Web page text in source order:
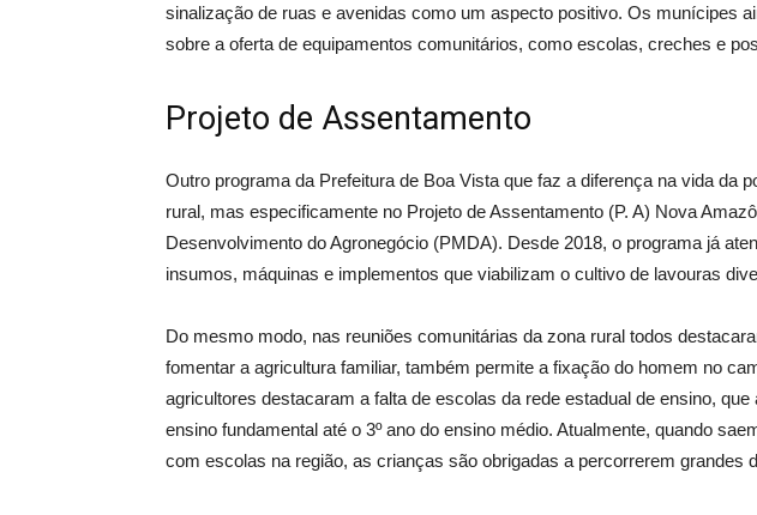
sinalização de ruas e avenidas como um aspecto positivo. Os munícipes
sobre a oferta de equipamentos comunitários, como escolas, creches e
Projeto de Assentamento
Outro programa da Prefeitura de Boa Vista que faz a diferença na vida da
rural, mas especificamente no Projeto de Assentamento (P. A) Nova
Desenvolvimento do Agronegócio (PMDA). Desde 2018, o programa já
insumos, máquinas e implementos que viabilizam o cultivo de lavouras
Do mesmo modo, nas reuniões comunitárias da zona rural todos
fomentar a agricultura familiar, também permite a fixação do homem no
agricultores destacaram a falta de escolas da rede estadual de ensino, que
ensino fundamental até o 3º ano do ensino médio. Atualmente, quando
com escolas na região, as crianças são obrigadas a percorrerem grandes